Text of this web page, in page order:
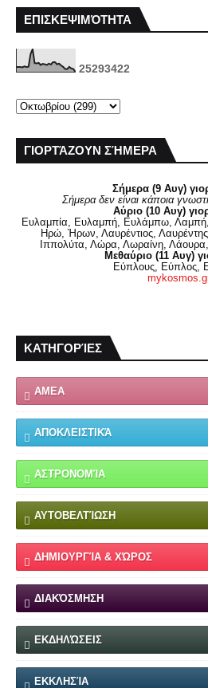
ΕΠΙΣΚΕΨΙΜΌΤΗΤΑ
25293422
ΓΙΟΡΤΆΖΟΥΝ ΣΉΜΕΡΑ
Σήμερα (9 Αυγ)
Σήμερα δεν είναι κάποια
Αύριο (10 Αυγ)
Ευλαμπία, Ευλαμπή, Ευλάμπω,
Ηρώ, Ήρων, Λαυρέντιος,
Ιππολύτα, Λώρα, Λωραίνη, Λάουρα,
Μεθαύριο (11 Αυγ)
Εύπλους, Εύπλος,
ΚΑΤΗΓΟΡΊΕΣ
ΑΜΕΑ
ΑΠΟΚΛΕΙΣΤΙΚΆ
ΑΣΤΡΟΝΟΜΊΑ
ΑΥΤΟΒΕΛΤΊΩΣΗ
ΔΗΜΙΟΥΡΓΊΑ & ΧΏΡΟΣ
ΔΙΑΚΌΣΜΗΣΗ
ΕΚΔΗΛΏΣΕΙΣ
ΕΚΚΛΗΣΊΑ